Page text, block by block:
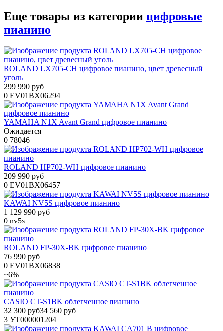
Еще товары из категории цифровые
пианино
ROLAND LX705-CH цифровое пианино, цвет древесный
уголь
299 990 руб
0 EV01BX06294
YAMAHA N1X Avant Grand цифровое пианино
Ожидается
0 78046
ROLAND HP702-WH цифровое пианино
209 990 руб
0 EV01BX06457
KAWAI NV5S цифровое пианино
1 129 990 руб
0 nv5s
ROLAND FP-30X-BK цифровое пианино
76 990 руб
0 EV01BX06838
~6%
CASIO CT-S1BK облегченное пианино
32 300 руб34 560 руб
3 УТ000001204